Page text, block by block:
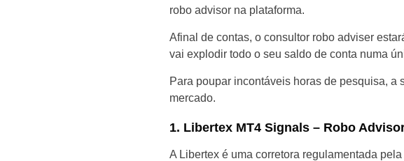
robo advisor na plataforma.
Afinal de contas, o consultor robo adviser
vai explodir todo o seu saldo de conta numa
Para poupar incontáveis ​​horas de pesquisa,
mercado.
1. Libertex MT4 Signals – Robo
A Libertex é uma corretora regulamentada